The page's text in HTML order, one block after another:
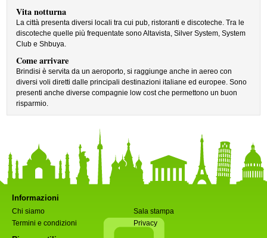
Vita notturna
La città presenta diversi locali tra cui pub, ristoranti e discoteche. Tra le
discoteche quelle più frequentate sono Altavista, Silver System, System
Club e Shbuya.
Come arrivare
Brindisi è servita da un aeroporto, si raggiunge anche in aereo con
diversi voli diretti dalle principali destinazioni italiane ed europee. Sono
presenti anche diverse compagnie low cost che permettono un buon
risparmio.
Informazioni
Chi siamo
Sala stampa
Termini e condizioni
Privacy